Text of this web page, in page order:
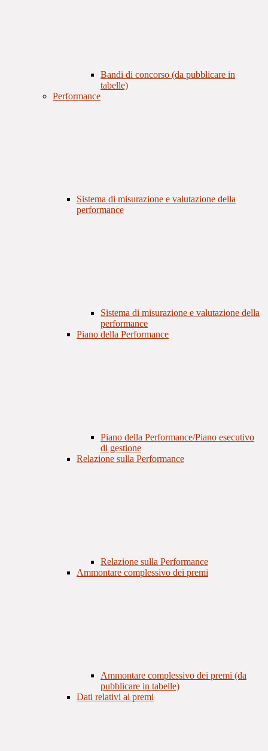
Bandi di concorso (da pubblicare in
tabelle)
Performance
Sistema di misurazione e valutazione della
performance
Sistema di misurazione e valutazione della
performance
Piano della Performance
Piano della Performance/Piano esecutivo
di gestione
Relazione sulla Performance
Relazione sulla Performance
Ammontare complessivo dei premi
Ammontare complessivo dei premi (da
pubblicare in tabelle)
Dati relativi ai premi